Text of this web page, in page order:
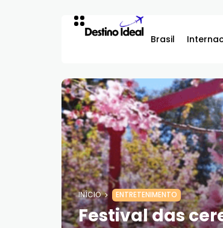
Brasil
INÍCIO ENTRETENIMENTO
Festival das